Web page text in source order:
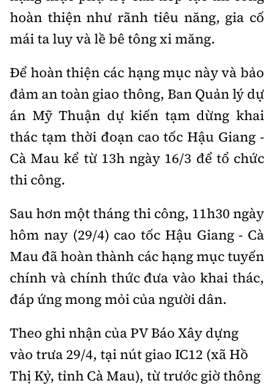
Tổng biên tập:Nguyễn Thị Hồng Nga
Phó Tổng biên tập:
Nguyễn Đức Thắng, La Đức Hùng
Hotline:
Quảng cáo và Phát hành:
0915 057 282
Email:
bandoc@baoxaydung.vn
Cấm sao chép dưới mọi hình thức nếu không có sự
chấp thuận bằng văn bản.
soạn
hoàn thiện như rãnh tiêu năng, gia cố
mái ta luy và lề bê tông xi măng.
Để hoàn thiện các hạng mục này và bảo
đảm an toàn giao thông, Ban Quản lý dự
án Mỹ Thuận dự kiến tạm dừng khai
thác tạm thời đoạn cao tốc Hậu Giang -
Cà Mau kể từ 13h ngày 16/3 để tổ chức
thi công.
Sau hơn một tháng thi công, 11h30 ngày
hôm nay (29/4) cao tốc Hậu Giang - Cà
Mau đã hoàn thành các hạng mục tuyến
chính và chính thức đưa vào khai thác,
đáp ứng mong mỏi của người dân.
Theo ghi nhận của PV Báo Xây dựng
vào trưa 29/4, tại nút giao IC12 (xã Hồ
Thị Kỷ, tỉnh Cà Mau), từ trước giờ thông